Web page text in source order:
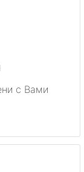
с Вами